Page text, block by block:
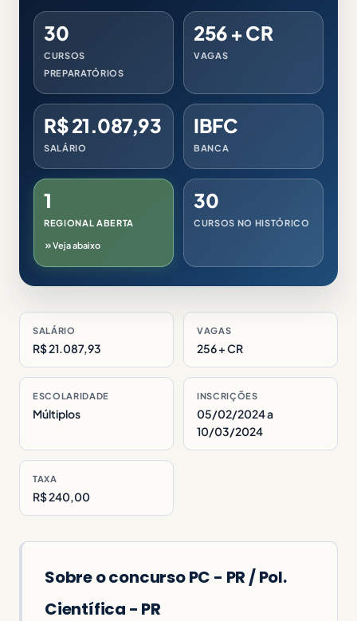
30
CURSOS
PREPARATÓRIOS
256 + CR
VAGAS
R$ 21.087,93
SALÁRIO
IBFC
BANCA
1
REGIONAL ABERTA
Veja abaixo
30
CURSOS NO HISTÓRICO
SALÁRIO
R$ 21.087,93
VAGAS
256 + CR
ESCOLARIDADE
Múltiplos
INSCRIÇÕES
05/02/2024 a
10/03/2024
TAXA
R$ 240,00
Sobre o concurso PC - PR / Pol.
Científica - PR